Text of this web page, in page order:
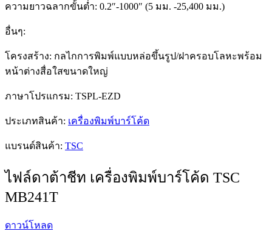
ความยาวฉลากขั้นต่ำ: 0.2″-1000″ (5 มม. -25,400 มม.)
อื่นๆ:
โครงสร้าง: กลไกการพิมพ์แบบหล่อขึ้นรูป/ฝาครอบโลหะพร้อม
หน้าต่างสื่อใสขนาดใหญ่
ภาษาโปรแกรม: TSPL-EZD
ประเภทสินค้า: เครื่องพิมพ์บาร์โค้ด
แบรนด์สินค้า: TSC
ไฟล์ดาต้าชีท เครื่องพิมพ์บาร์โค้ด TSC
MB241T
ดาวน์โหลด